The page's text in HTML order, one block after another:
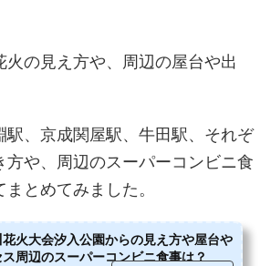
火の見え方や、周辺の屋台や出
駅、京成関屋駅、牛田駅、それぞ
方や、周辺のスーパーコンビニ食
とめてみました。
火大会汐入公園からの見え方や屋台や
周辺のスーパーコンビニ食事は？